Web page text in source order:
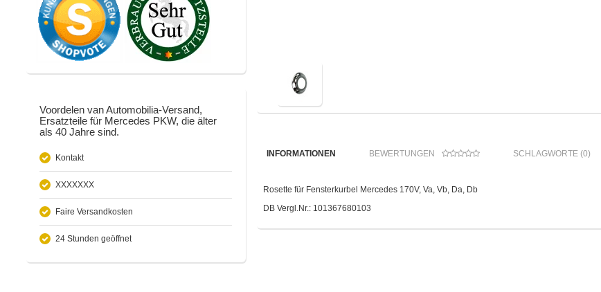
Voordelen van Automobilia-Versand,
Ersatzteile für Mercedes PKW, die älter
als 40 Jahre sind.
Kontakt
XXXXXXX
Faire Versandkosten
24 Stunden geöffnet
INFORMATIONEN BEWERTUNGEN SCHLAGWORTE (0)
Rosette für Fensterkurbel Mercedes 170V, Va, Vb, Da, Db
DB Vergl.Nr.: 101367680103